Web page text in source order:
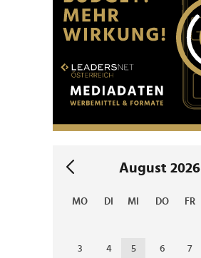
August 2026
MO DI MI DO FR
3 4 5 6 7